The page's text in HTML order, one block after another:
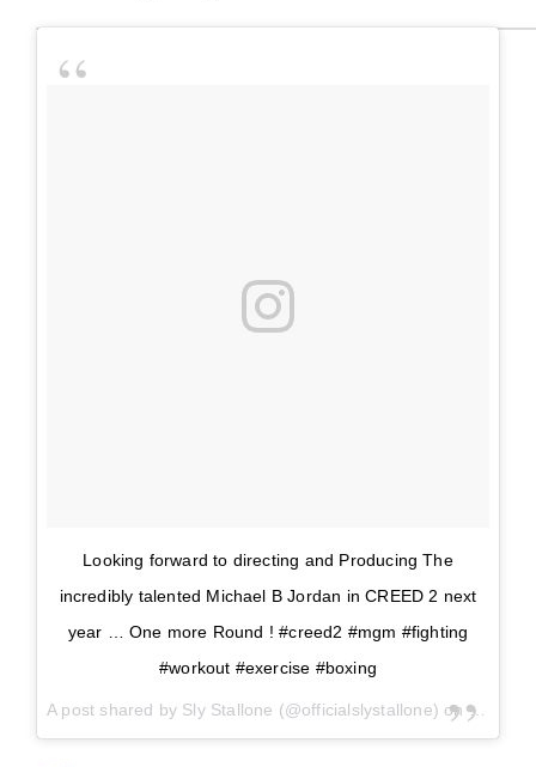
Looking forward to directing and Producing The
incredibly talented Michael B Jordan in CREED 2 next
year … One more Round ! #creed2 #mgm #fighting
#workout #exercise #boxing
A post shared by Sly Stallone (@officialslystallone) on
Oct 9,